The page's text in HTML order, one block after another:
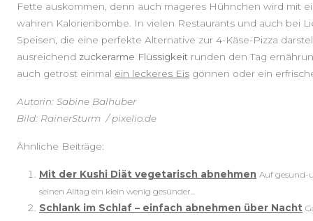
Fette auskommen, denn auch mageres Hühnchen wird mit
wahren Kalorienbombe. In vielen Restaurants und auch bei
Speisen, die eine perfekte Alternative zur 4-Käse-Pizza
ausreichend zuckerarme Flüssigkeit runden den Tag
auch getrost einmal ein leckeres Eis gönnen oder ein
Autorin: Sabine Balhuber
Bild: RainerSturm / pixelio.de
Ähnliche Beiträge:
Mit der Kushi Diät vegetarisch abnehmen Auf gesund-
seinen Alltag ein klein wenig gesünder...
Schlank im Schlaf – einfach abnehmen über Nacht